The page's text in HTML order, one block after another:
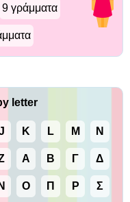
9 γράμματα
letter
K L M N
Α Β Γ Δ
Ν Ο Π Ρ Σ